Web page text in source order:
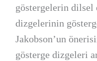
göstergelerin dilsel
dizgelerinin
Jakobson’un
gösterge dizgeleri